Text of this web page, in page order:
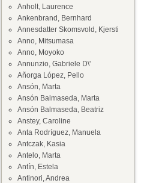
Anholt, Laurence
Ankenbrand, Bernhard
Annesdatter Skomsvold, Kjersti
Anno, Mitsumasa
Anno, Moyoko
Annunzio, Gabriele D\'
Añorga López, Pello
Ansón, Marta
Ansón Balmaseda, Marta
Ansón Balmaseda, Beatriz
Anstey, Caroline
Anta Rodríguez, Manuela
Antczak, Kasia
Antelo, Marta
Antín, Estela
Antinori, Andrea